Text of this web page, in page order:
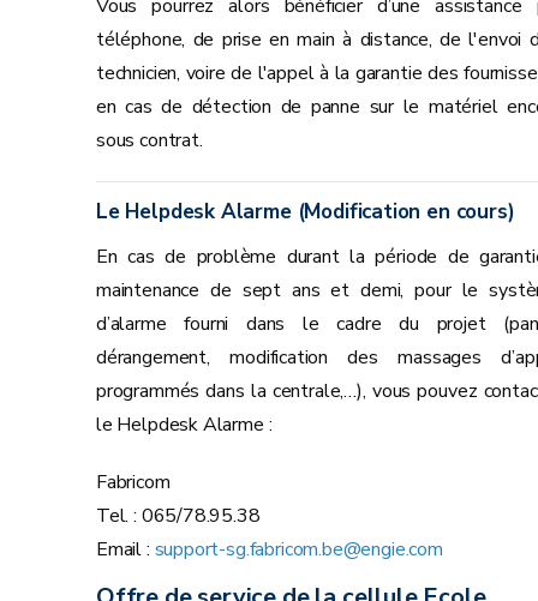
Vous pourrez alors bénéficier d’une assistance
téléphone, de prise en main à distance, de l'envoi
technicien, voire de l'appel à la garantie des
en cas de détection de panne sur le matériel
sous contrat.
Le Helpdesk Alarme (Modification en cours)
En cas de problème durant la période de
maintenance de sept ans et demi, pour le
d’alarme fourni dans le cadre du projet
dérangement, modification des massages
programmés dans la centrale,…), vous pouvez
le Helpdesk Alarme :
Fabricom
Tel. : 065/78.95.38
Email : support-sg.fabricom.be@engie.com